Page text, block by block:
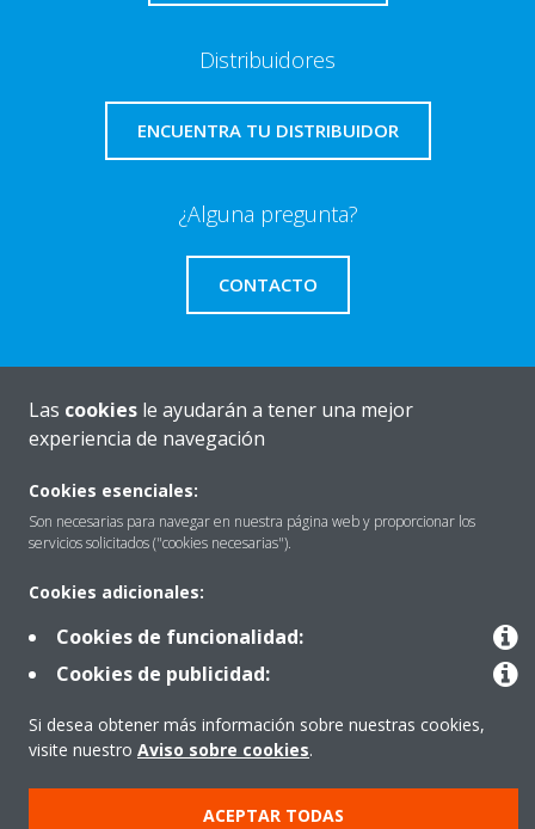
Distribuidores
ENCUENTRA TU DISTRIBUIDOR
¿Alguna pregunta?
CONTACTO
Quiénes somos
Destacados
Contactar con Daikin
Copyright © Daikin
Las cookies le ayudarán a tener una mejor
experiencia de navegación
Cookies esenciales:
Son necesarias para navegar en nuestra página web y proporcionar los
servicios solicitados ("cookies necesarias").
Cookies adicionales:
Cookies de funcionalidad:
Cookies de publicidad:
Si desea obtener más información sobre nuestras cookies,
visite nuestro Aviso sobre cookies.
ACEPTAR TODAS